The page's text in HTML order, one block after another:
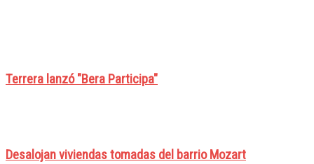
Terrera lanzó "Bera Participa"
Desalojan viviendas tomadas del barrio Mozart